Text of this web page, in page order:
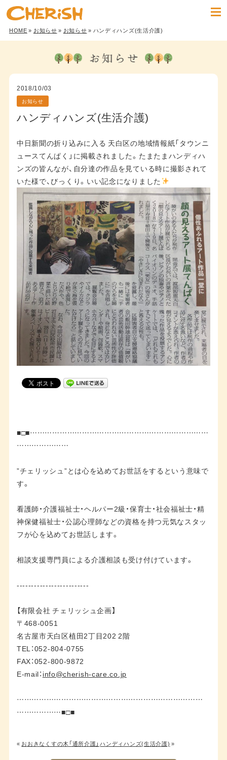
HOME» お知らせ» お知らせ» ハンディハンズ(生活介護)
2018/10/03
お知らせ
ハンディハンズ(生活介護)
中日新聞の折り込みに入る 天白区の地域情報紙「タウンニ
ュースてんぱく」に掲載されました。たまたまハンディハ
ンズの皆んなが、自分達の作品を見ている時に撮影されて
いた様で、びっくり。いい記念になりました
■□■………………………………………………………………
…………………
”チェリッシュ”とは心を込めてお世話をするという意味で
す。
看護師・介護福祉士・ヘルパー2級・保育士・社会福祉士・精
神保健福祉士・公認心理師などの資格を持つ元気なスタッ
フが心を込めてお世話します。
相談支援専門員による介護相談も受け付けています。
-------------------------
【有限会社 チェリッシュ企画】
〒468-0051
名古屋市天白区植田2丁目202 2階
TEL：052-804-0755
FAX：052-800-9872
E-mail： info@cherish-care.co.jp
…………………………………………………………………
………………■□■
« おおきなくすの木「通所介護」 ハンディハンズ(生活介護) »